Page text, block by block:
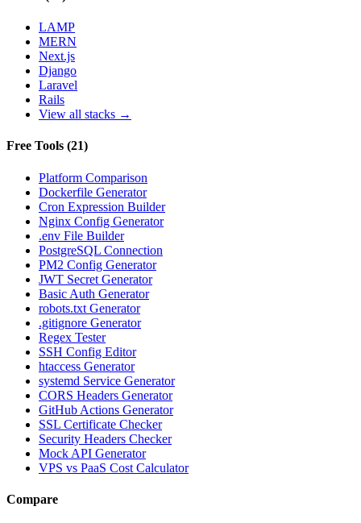
LAMP
MERN
Next.js
Django
Laravel
Rails
View all stacks →
Free Tools (21)
Platform Comparison
Dockerfile Generator
Cron Expression Builder
Nginx Config Generator
.env File Builder
PostgreSQL Connection
PM2 Config Generator
JWT Secret Generator
Basic Auth Generator
robots.txt Generator
.gitignore Generator
Regex Tester
SSH Config Editor
htaccess Generator
systemd Service Generator
CORS Headers Generator
GitHub Actions Generator
SSL Certificate Checker
Security Headers Checker
Mock API Generator
VPS vs PaaS Cost Calculator
Compare